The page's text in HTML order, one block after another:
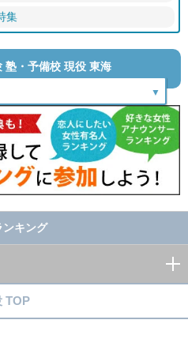
集
塾・予備校 現役 東海
ンキング
TOP